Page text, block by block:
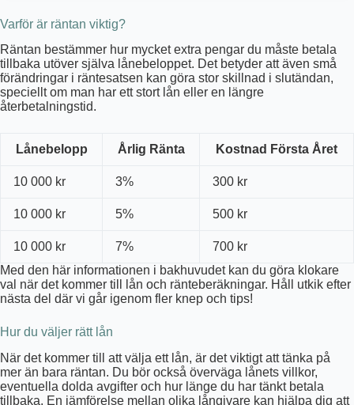
Varför är räntan viktig?
Räntan bestämmer hur mycket extra pengar du måste betala
tillbaka utöver själva lånebeloppet. Det betyder att även små
förändringar i räntesatsen kan göra stor skillnad i slutändan,
speciellt om man har ett stort lån eller en längre
återbetalningstid.
Lånebelopp Årlig Ränta Kostnad Första Året
10 000 kr 3% 300 kr
10 000 kr 5% 500 kr
10 000 kr 7%
700 kr
Med den här informationen i bakhuvudet kan du göra klokare
val när det kommer till lån och ränteberäkningar. Håll utkik efter
nästa del där vi går igenom fler knep och tips!
Hur du väljer rätt lån
När det kommer till att välja ett lån, är det viktigt att tänka på
mer än bara räntan. Du bör också överväga lånets villkor,
eventuella dolda avgifter och hur länge du har tänkt betala
tillbaka. En jämförelse mellan olika långivare kan hjälpa dig att